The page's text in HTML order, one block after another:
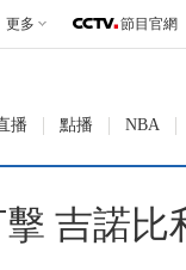
更多 節目官網
播 點播 NBA
吉諾比